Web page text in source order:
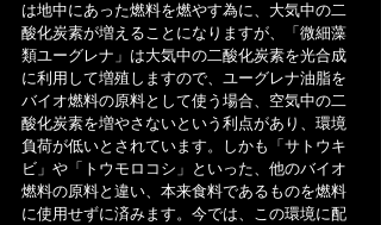
は地中にあった燃料を燃やす為に、大気中の二
酸化炭素が増えることになりますが、「微細藻
類ユーグレナ」は大気中の二酸化炭素を光合成
に利用して増殖しますので、ユーグレナ油脂を
バイオ燃料の原料として使う場合、空気中の二
酸化炭素を増やさないという利点があり、環境
負荷が低いとされています。しかも「サトウキ
ビ」や「トウモロコシ」といった、他のバイオ
燃料の原料と違い、本来食料であるものを燃料
に使用せずに済みます。今では、この環境に配